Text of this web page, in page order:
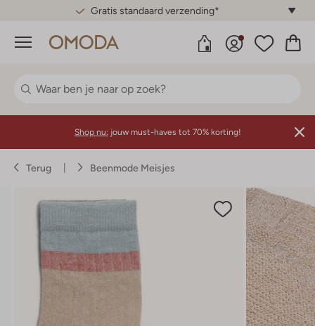
Gratis standaard verzending*
Menu
Shop nu: jouw must-haves tot 70% korting!
Terug Beenmode Meisjes